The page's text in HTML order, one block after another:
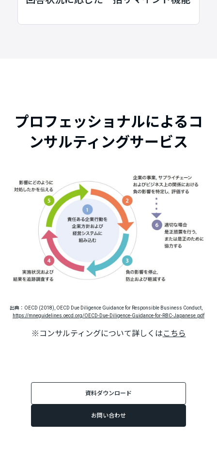
プロフェッショナルによるコ
ンサルティングサービス
出典：OECD (2018), OECD Due Diligence Guidance for Responsible Business Conduct,
https://mneguidelines.oecd.org/OECD-Due-Diligence-Guidance-for-RBC-Japanese.pdf
※コンサルティングについて詳しくはこちら
資料ダウンロード
お問い合わせ